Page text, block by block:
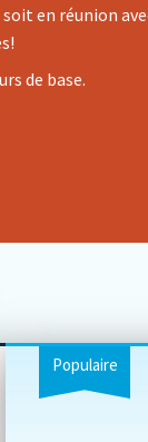
en réunion
de base.
Populaire